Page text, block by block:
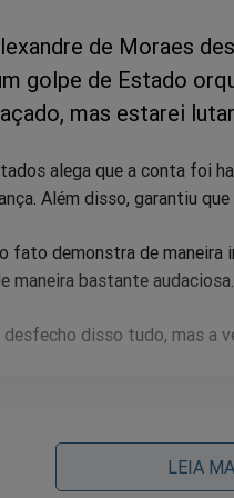
de Moraes
golpe de Estado
mas estarei
alega que a conta foi
Além disso, garantiu
fato demonstra de maneira
maneira bastante audaciosa.
disso tudo, mas a
das tesouras dá
ocorrendo em seusLEIA